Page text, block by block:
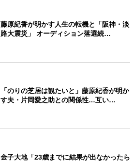
藤原紀香が明かす人生の転機と「阪神・淡
路大震災」 オーディション落選続…
「のりの芝居は観たいと」藤原紀香が明か
す夫・片岡愛之助との関係性…互い…
金子大地「23歳までに結果が出なかったら